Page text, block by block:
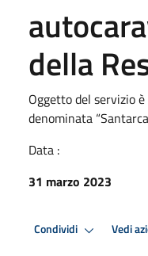
della
Oggetto del servizio
denominata
Data :
31 marzo 2023
Condividi Vedi